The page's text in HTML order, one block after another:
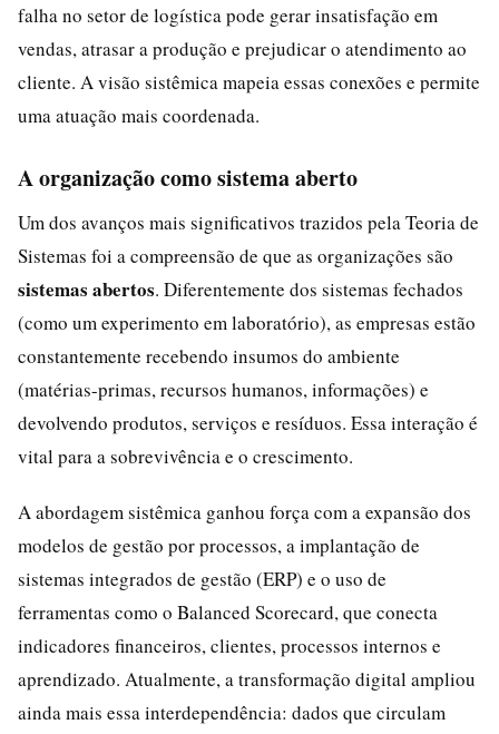
falha no setor de logística pode gerar insatisfação em
vendas, atrasar a produção e prejudicar o atendimento ao
cliente. A visão sistêmica mapeia essas conexões e permite
uma atuação mais coordenada.
A organização como sistema aberto
Um dos avanços mais significativos trazidos pela Teoria de
Sistemas foi a compreensão de que as organizações são
sistemas abertos. Diferentemente dos sistemas fechados
(como um experimento em laboratório), as empresas estão
constantemente recebendo insumos do ambiente
(matérias-primas, recursos humanos, informações) e
devolvendo produtos, serviços e resíduos. Essa interação é
vital para a sobrevivência e o crescimento.
A abordagem sistêmica ganhou força com a expansão dos
modelos de gestão por processos, a implantação de
sistemas integrados de gestão (ERP) e o uso de
ferramentas como o Balanced Scorecard, que conecta
indicadores financeiros, clientes, processos internos e
aprendizado. Atualmente, a transformação digital ampliou
ainda mais essa interdependência: dados que circulam